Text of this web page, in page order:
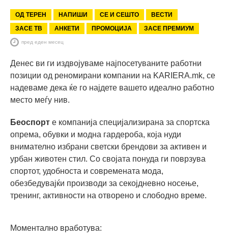
ОД ТЕРЕН НАПИШИ СЕ И СЕШТО
ВЕСТИ
ЗАСЕ ТВ
АНКЕТИ ПРОМОЦИЈА ЗАСЕ ПРЕМИУМ
пред еден месец
Денес ви ги издвојуваме најпосетуваните работни
позиции од реномирани компании на KARIERA.mk, се
надеваме дека ќе го најдете вашето идеално работно
место меѓу нив.
Беоспорт е компанија специјализирана за спортска
опрема, обувки и модна гардероба, која нуди
внимателно избрани светски брендови за активен и
урбан животен стил. Со својата понуда ги поврзува
спортот, удобноста и современата мода,
обезбедувајќи производи за секојдневно носење,
тренинг, активности на отворено и слободно време.
Моментално вработува: